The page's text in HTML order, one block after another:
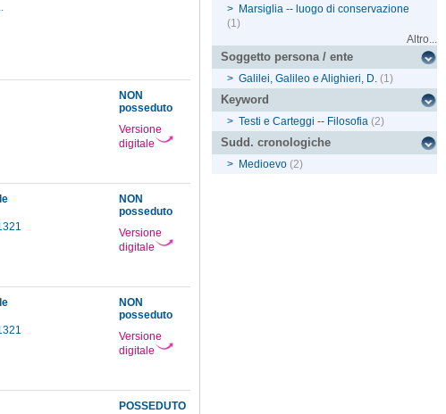
NON
posseduto
Versione
digitale
NON
posseduto
Versione
digitale
NON
posseduto
Versione
digitale
POSSEDUTO
> Marsiglia -- luogo di conservazione
(1)
Altro...
Soggetto persona / ente
> Galilei, Galileo e Alighieri, D. (1)
Keyword
> Testi e Carteggi -- Filosofia (2)
Sudd. cronologiche
> Medioevo (2)